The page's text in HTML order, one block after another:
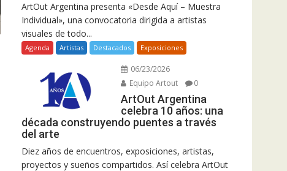
ArtOut Argentina presenta «Desde Aquí – Muestra
Individual», una convocatoria dirigida a artistas
visuales de todo...
Agenda Artistas Destacados Exposiciones
06/23/2026
Equipo Artout
0
ArtOut Argentina
celebra 10 años: una
década construyendo puentes a través
del arte
Diez años de encuentros, exposiciones, artistas,
proyectos y sueños compartidos. Así celebra ArtOut